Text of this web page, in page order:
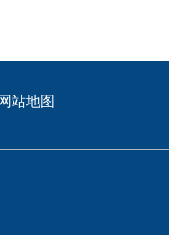
站地图